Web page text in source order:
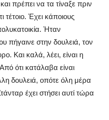
πρέπει να τα τίναξε πριν
τέτοιο. Έχει κάποιους
Ήταν
πήγαινε στην δουλειά, τον
Και καλά, λέει, είναι η
ότι κατάλαβα είναι
δουλειά, οπότε όλη μέρα
έχει στήσει αυτί τώρα